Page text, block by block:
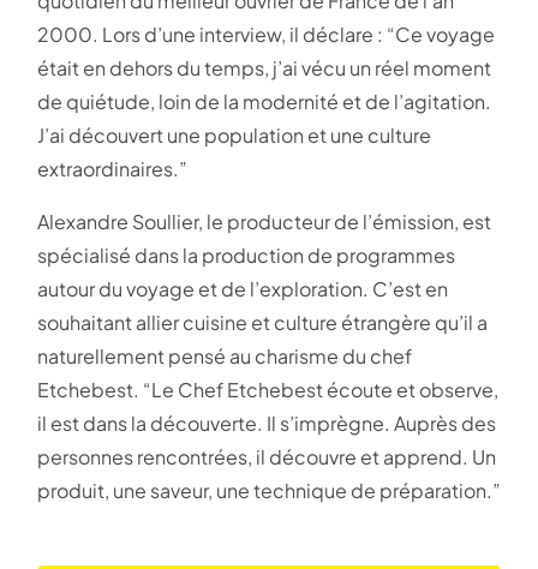
2000. Lors d’une interview, il déclare : “Ce voyage
était en dehors du temps, j’ai vécu un réel moment
de quiétude, loin de la modernité et de l’agitation.
J’ai découvert une population et une culture
extraordinaires.”
Alexandre Soullier, le producteur de l’émission, est
spécialisé dans la production de programmes
autour du voyage et de l’exploration. C’est en
souhaitant allier cuisine et culture étrangère qu’il a
naturellement pensé au charisme du chef
Etchebest. “Le Chef Etchebest écoute et observe,
il est dans la découverte. Il s’imprègne. Auprès des
personnes rencontrées, il découvre et apprend. Un
produit, une saveur, une technique de préparation.”